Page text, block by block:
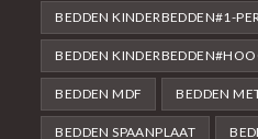
BEDDEN KINDERBEDDEN#1-
BEDDEN
BEDDEN MDF BEDDEN
BEDDEN SPAANPLAAT